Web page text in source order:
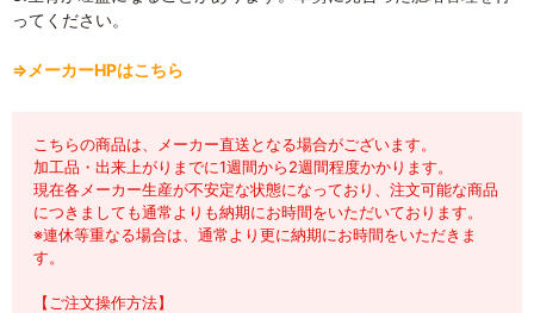
ってください。
⇒メーカーHPはこちら
こちらの商品は、メーカー直送となる場合がございます。
加工品・出来上がりまでに1週間から2週間程度かかります。
現在各メーカー生産が不安定な状態になっており、注文可能な商品
につきましても通常よりも納期にお時間をいただいております。
※連休等重なる場合は、通常より更に納期にお時間をいただきま
す。
【ご注文操作方法】